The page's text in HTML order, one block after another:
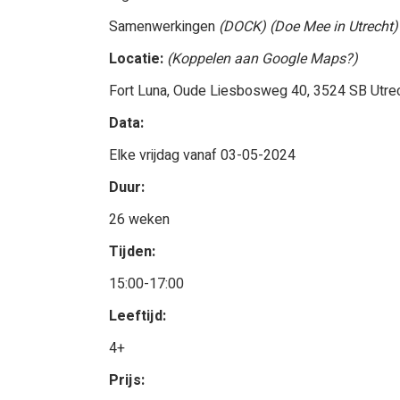
Samenwerkingen (DOCK) (Doe Mee in Utrecht)
Locatie: (Koppelen aan Google Maps?)
Fort Luna, Oude Liesbosweg 40, 3524 SB
Data:
Elke vrijdag vanaf 03-05-2024
Duur:
26 weken
Tijden:
15:00-17:00
Leeftijd:
4+
Prijs: